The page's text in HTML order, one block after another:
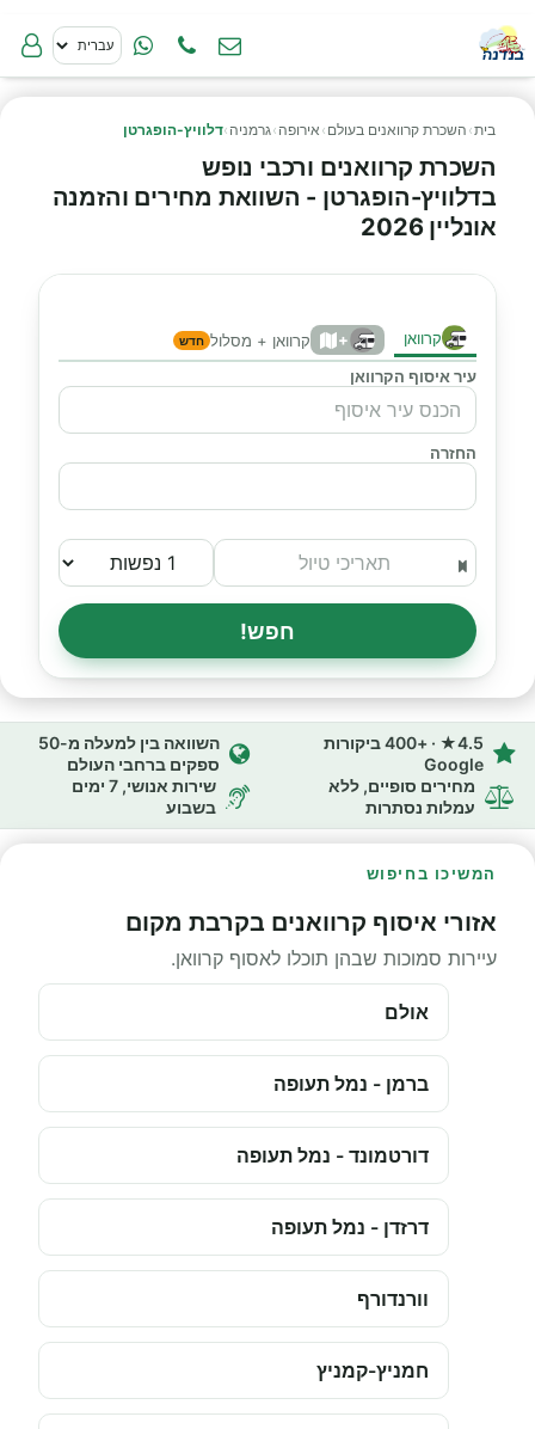
בית› השכרת קרוואנים בעולם › אירופה ›גרמניה ›דלוויץ-הופגרטן
השכרת קרוואנים ורכבי נופש
בדלוויץ-הופגרטן - השוואת מחירים והזמנה
אונליין 2026
קרוואן + קרוואן + מסלול חדש
עיר איסוף הקרוואן
החזרה
חפש!
4.5★ · +400 ביקורות
Google
השוואה בין למעלה מ-50
ספקים ברחבי העולם
מחירים סופיים, ללא
עמלות נסתרות
שירות אנושי, 7 ימים
בשבוע
המשיכו בחיפוש
אזורי איסוף קרוואנים בקרבת מקום
עיירות סמוכות שבהן תוכלו לאסוף קרוואן.
אולם
ברמן - נמל תעופה
דורטמונד - נמל תעופה
דרזדן - נמל תעופה
וורנדורף
חמניץ-קמניץ